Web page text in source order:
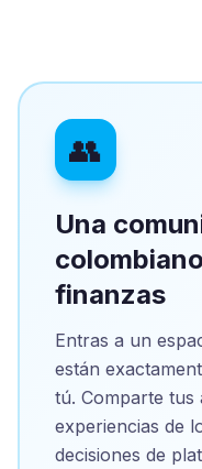
👥
Una
finanzas
Entras a un
están
tú. Comparte tus
experiencias de
decisiones de